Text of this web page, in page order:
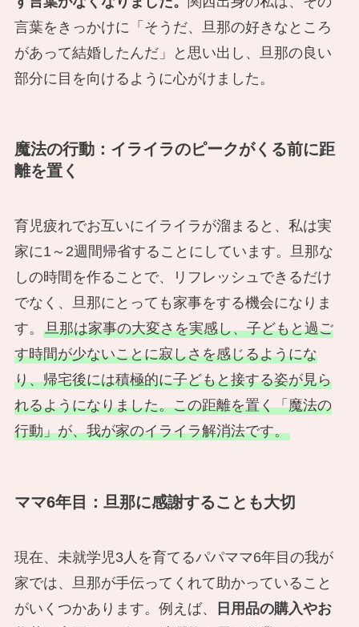
言葉をきっかけに「そうだ、旦那の好きなところ
があって結婚したんだ」と思い出し、旦那の良い
部分に目を向けるように心がけました。
魔法の行動：イライラのピークがくる前に距
離を置く
育児疲れでお互いにイライラが溜まると、私は実
家に1～2週間帰省することにしています。旦那な
しの時間を作ることで、リフレッシュできるだけ
でなく、旦那にとっても家事をする機会になりま
す。 旦那は家事の大変さを実感し、子どもと過ご
す時間が少ないことに寂しさを感じるようにな
り、帰宅後には積極的に子どもと接する姿が見ら
れるようになりました。この距離を置く「魔法の
行動」が、我が家のイライラ解消法です。
ママ6年目：旦那に感謝することも大切
現在、未就学児3人を育てるパパママ6年目の我が
家では、旦那が手伝ってくれて助かっていること
がいくつかあります。例えば、
日用品の購入やお